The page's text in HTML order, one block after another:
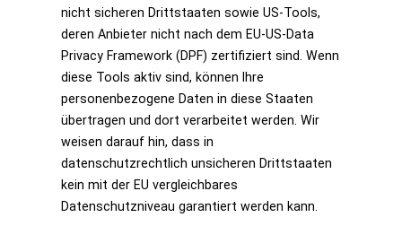
nicht sicheren Drittstaaten sowie US-Tools,
deren Anbieter nicht nach dem EU-US-Data
Privacy Framework (DPF) zertifiziert sind. Wenn
diese Tools aktiv sind, können Ihre
personenbezogene Daten in diese Staaten
übertragen und dort verarbeitet werden. Wir
weisen darauf hin, dass in
datenschutzrechtlich unsicheren Drittstaaten
kein mit der EU vergleichbares
Datenschutzniveau garantiert werden kann.